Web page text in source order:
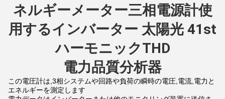
ネルギーメーター三相電源計使
用するインバーター 太陽光 41st
ハーモニックTHD
電力品質分析器
この電圧計は,3相システムや回路や負荷の瞬時の電圧,電流,電力と
エネルギーを測定します